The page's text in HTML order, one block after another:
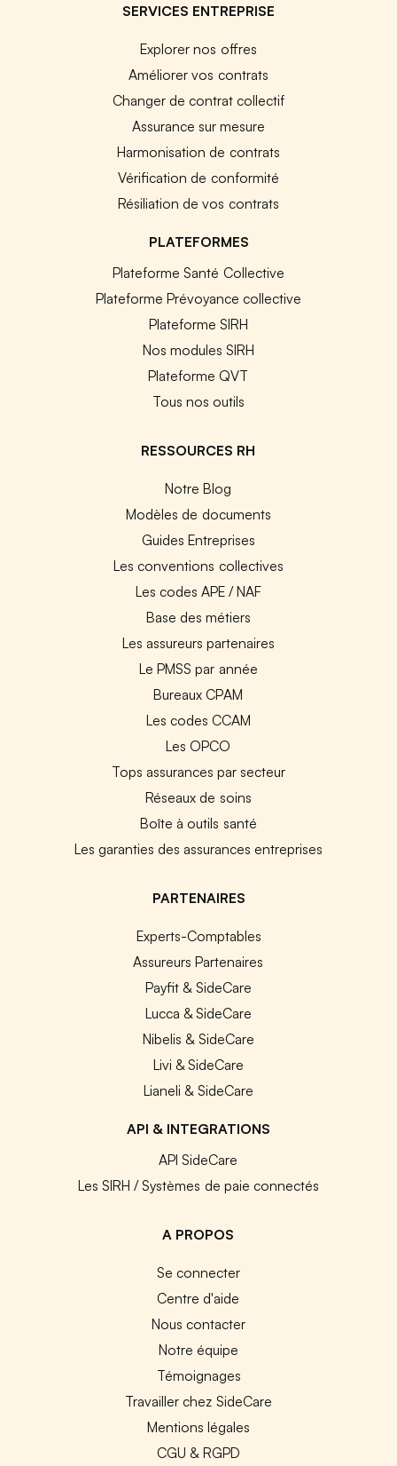
SERVICES ENTREPRISE
Explorer nos offres
Améliorer vos contrats
Changer de contrat collectif
Assurance sur mesure
Harmonisation de contrats
Vérification de conformité
Résiliation de vos contrats
PLATEFORMES
Plateforme Santé Collective
Plateforme Prévoyance collective
Plateforme SIRH
Nos modules SIRH
Plateforme QVT
Tous nos outils
RESSOURCES RH
Notre Blog
Modèles de documents
Guides Entreprises
Les conventions collectives
Les codes APE / NAF
Base des métiers
Les assureurs partenaires
Le PMSS par année
Bureaux CPAM
Les codes CCAM
Les OPCO
Tops assurances par secteur
Réseaux de soins
Boîte à outils santé
Les garanties des assurances entreprises
PARTENAIRES
Experts-Comptables
Assureurs Partenaires
Payfit & SideCare
Lucca & SideCare
Nibelis & SideCare
Livi & SideCare
Lianeli & SideCare
API & INTEGRATIONS
API SideCare
Les SIRH / Systèmes de paie connectés
A PROPOS
Se connecter
Centre d'aide
Nous contacter
Notre équipe
Témoignages
Travailler chez SideCare
Mentions légales
CGU & RGPD